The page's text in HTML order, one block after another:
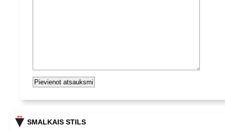
SMALKAIS STILS